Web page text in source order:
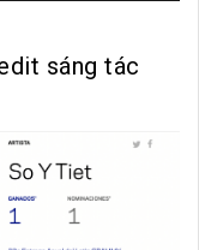
sáng tác